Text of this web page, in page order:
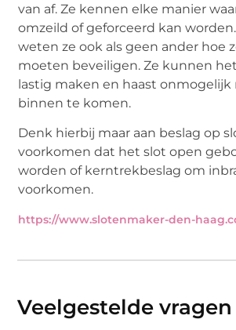
van af. Ze kennen elke manier
omzeild of geforceerd kan
weten ze ook als geen ander hoe
moeten beveiligen. Ze kunnen
lastig maken en haast onmogelijk
binnen te komen.
Denk hierbij maar aan beslag op
voorkomen dat het slot open
worden of kerntrekbeslag om
voorkomen.
https://www.slotenmaker-den-
Veelgestelde vragen